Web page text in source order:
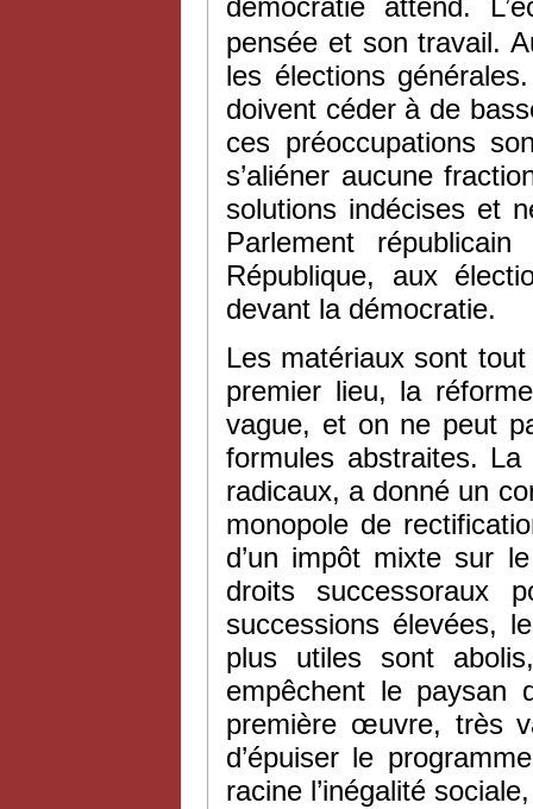
démocratie attend.
pensée et son travail.
les élections
doivent céder à de
ces préoccupations
s’aliéner aucune
solutions indécises et
Parlement
République, aux
devant la démocratie.
Les matériaux sont
premier lieu, la
vague, et on ne peut
formules abstraites.
radicaux, a donné un
monopole de
d’un impôt mixte sur
droits successoraux
successions élevées,
plus utiles sont
empêchent le paysan
première œuvre, très
d’épuiser le
racine l’inégalité